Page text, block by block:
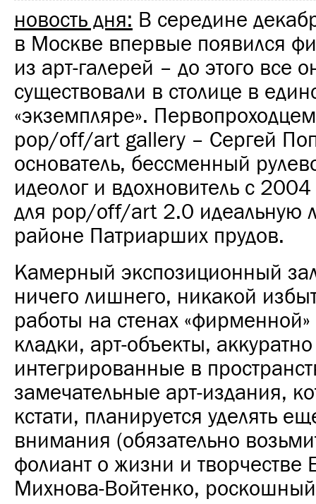
новость дня: В середине
в Москве впервые появился
из арт-галерей – до этого все
существовали в столице в
«экземпляре».
pop/off/art gallery – Сергей
основатель, бессменный
идеолог и вдохновитель с
для pop/off/art 2.0 идеальную
районе Патриарших прудов.
Камерный экспозиционный
ничего лишнего, никакой
работы на стенах
кладки, арт-объекты, аккуратно
интегрированные в
замечательные арт-издания,
кстати, планируется уделять
внимания (обязательно
фолиант о жизни и творчестве
Михнова-Войтенко,